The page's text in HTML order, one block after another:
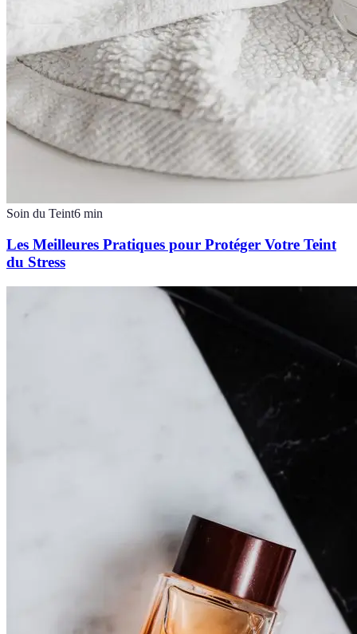
Soin du Teint6 min
Les Meilleures Pratiques pour Protéger Votre Teint
du Stress